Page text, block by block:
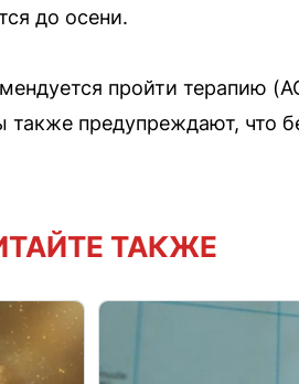
до осени.
пройти терапию
предупреждают, что
ТАКЖЕ